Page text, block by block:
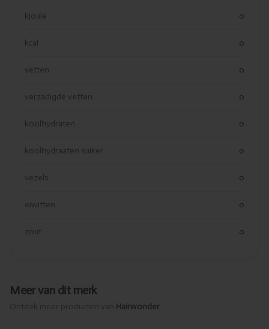
kjoule 0
kcal 0
vetten 0
verzadigde vetten 0
koolhydraten 0
koolhydraaten suiker 0
vezels 0
eiwitten 0
zout 0
Meer van dit merk
Ontdek meer producten van Hairwonder